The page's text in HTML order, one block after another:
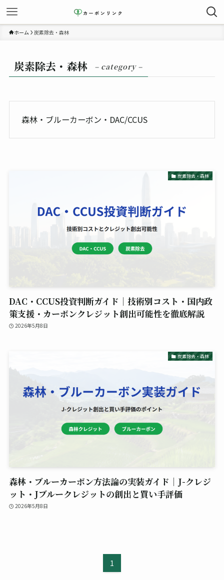
ホーム 炭素除去・森林
炭素除去・森林 – category –
森林・ブルーカーボン・DAC/CCUS
炭素除去・森林
DAC・CCUS投資判断ガイド｜技術別コスト・国内政
策支援・カーボンクレジット創出可能性を徹底解説
2026年5月8日
炭素除去・森林
森林・ブルーカーボン方法論の実装ガイド｜J-クレジ
ット・Jブルークレジットの創出と買い手評価
2026年5月8日
1